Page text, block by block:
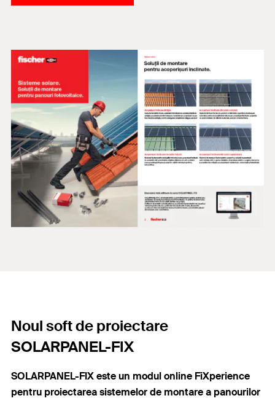
Noul soft de proiectare
SOLARPANEL-FIX
SOLARPANEL-FIX este un modul online FiXperience
pentru proiectarea sistemelor de montare a panourilor